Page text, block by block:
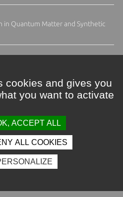
in Quantum Matter and Synthetic
presse
Photothèque
cookies and gives you
you want to activate
ACCEPT ALL
ALL COOKIES